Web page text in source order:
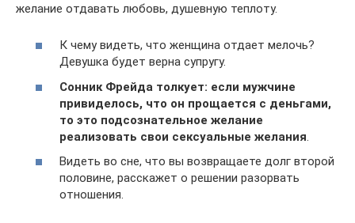
желание отдавать любовь, душевную теплоту.
К чему видеть, что женщина отдает мелочь?
Девушка будет верна супругу.
Сонник Фрейда толкует: если мужчине
привиделось, что он прощается с деньгами,
то это подсознательное желание
реализовать свои сексуальные желания.
Видеть во сне, что вы возвращаете долг второй
половине, расскажет о решении разорвать
отношения.